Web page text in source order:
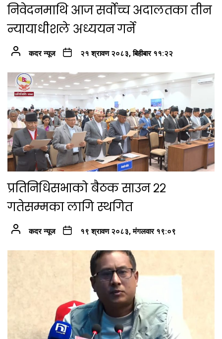
निवेदनमाथि आज सर्वोच्च अदालतका तीन
न्यायाधीशले अध्ययन गर्ने
कदर न्यूज २१ श्रावण २०८३, बिहीबार ११:२२
प्रतिनिधिसभाको बैठक साउन २२
गतेसम्मका लागि स्थगित
कदर न्यूज १९ श्रावण २०८३, मंगलवार १९:०९